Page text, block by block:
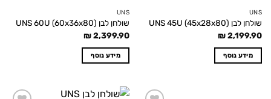
UNS
שולחן לבן UNS 45U (45x28x80)
₪2,199.90
מידע נוסף
UNS
שולחן לבן UNS 60U (60x36x80)
₪2,399.90
מידע נוסף